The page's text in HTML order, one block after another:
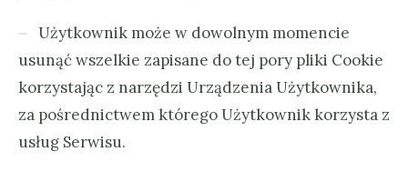
Użytkownik może w dowolnym momencie
usunąć wszelkie zapisane do tej pory pliki Cookie
korzystając z narzędzi Urządzenia Użytkownika,
za pośrednictwem którego Użytkownik korzysta z
usług Serwisu.